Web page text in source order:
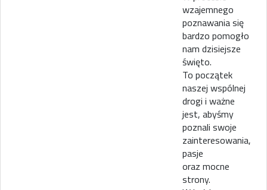
wzajemnego
poznawania się
bardzo pomogło
nam dzisiejsze
święto.
To początek
naszej wspólnej
drogi i ważne
jest, abyśmy
poznali swoje
zainteresowania,
pasje
oraz mocne
strony.